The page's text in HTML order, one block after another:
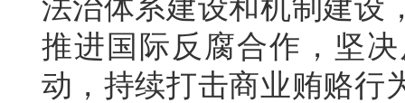
法治体系建设和机制建设
推进国际反腐合作，坚
动，持续打击商业贿赂行